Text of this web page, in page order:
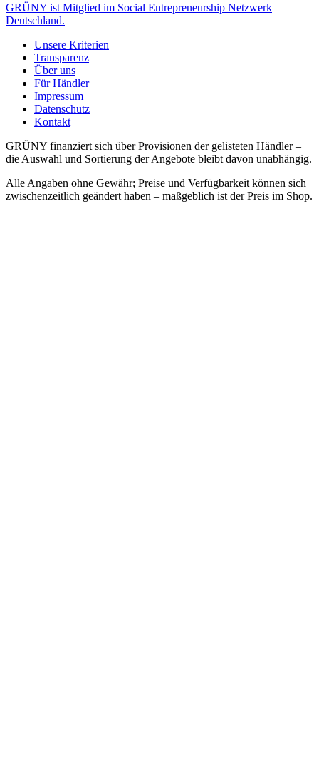
GRÜNY ist Mitglied im Social Entrepreneurship Netzwerk
Deutschland.
Unsere Kriterien
Transparenz
Über uns
Für Händler
Impressum
Datenschutz
Kontakt
GRÜNY finanziert sich über Provisionen der gelisteten Händler –
die Auswahl und Sortierung der Angebote bleibt davon unabhängig.
Alle Angaben ohne Gewähr; Preise und Verfügbarkeit können sich
zwischenzeitlich geändert haben – maßgeblich ist der Preis im Shop.